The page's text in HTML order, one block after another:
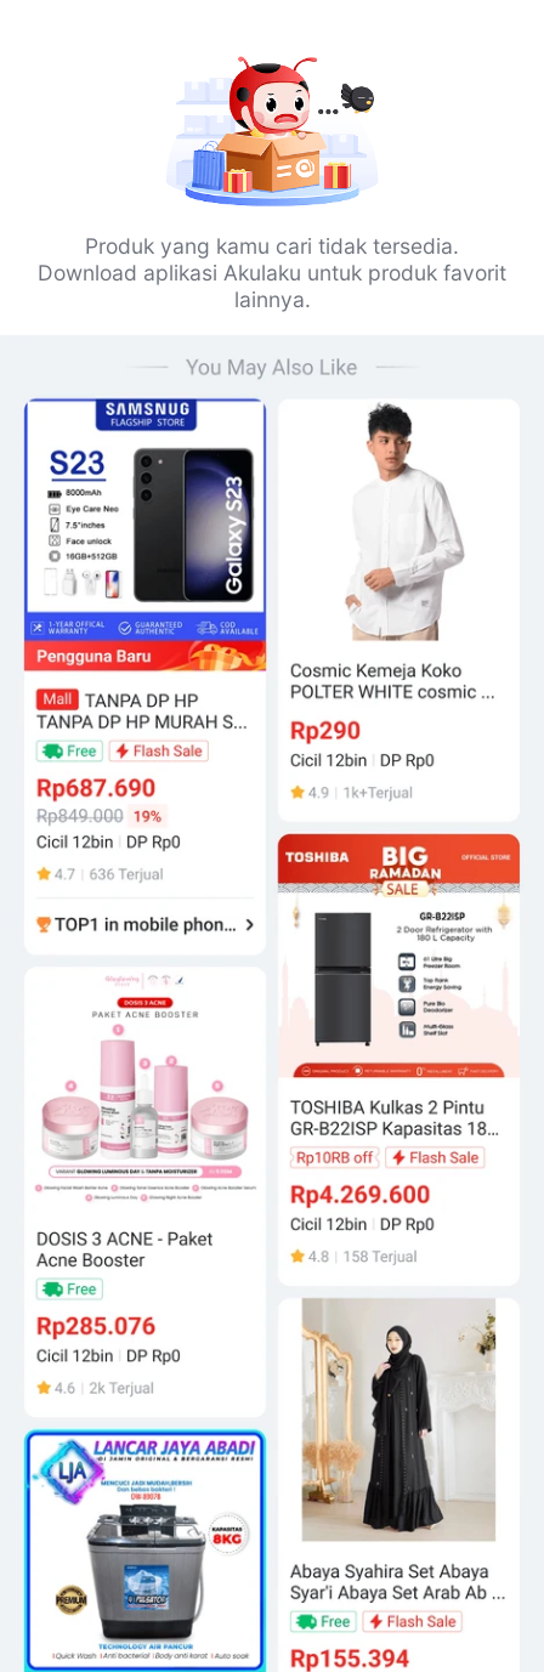
Produk yang kamu cari tidak tersedia.
Download aplikasi Akulaku untuk produk favorit
lainnya.